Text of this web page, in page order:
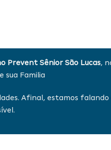
Prevent Sênior São Lucas,
sua Familia
Afinal, estamos